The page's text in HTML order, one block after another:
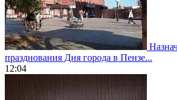
празднования Дня города в Пензе...
12:04